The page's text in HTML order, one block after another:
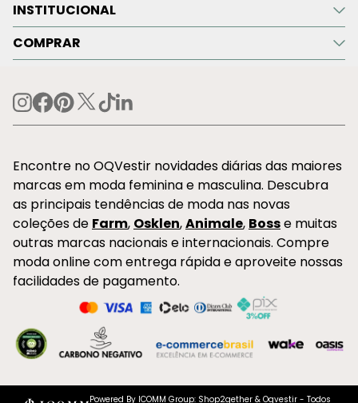
INSTITUCIONAL
COMPRAR
Encontre no OQVestir novidades diárias das maiores
marcas em moda feminina e masculina. Descubra
as principais tendências de moda nas novas
coleções de Farm, Osklen,Animale, Bosse muitas
outras marcas nacionais e internacionais. Compre
moda online com entrega rápida e aproveite nossas
facilidades de pagamento.
Powered By ICOMM Group: Shop2gether & Oqvestir - Todos